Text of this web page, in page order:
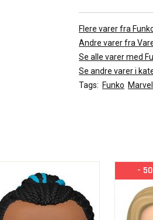
Flere varer fra
Andre varer fra
Se alle varer med
Se andre varer i
Tags: Funko Marvel
-